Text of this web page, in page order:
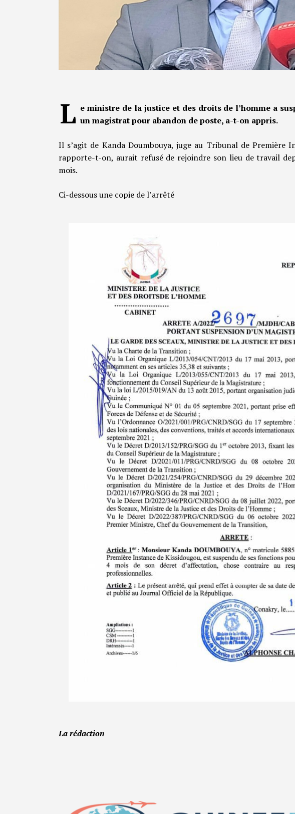
L e ministre de la justice et des droits de l’homme a
un magistrat pour abandon de poste, a-t-on appris.
Il s’agit de Kanda Doumbouya, juge au Tribunal de Première
rapporte-t-on, aurait refusé de rejoindre son lieu de travail
mois.
Ci-dessous une copie de l’arrêté
La rédaction